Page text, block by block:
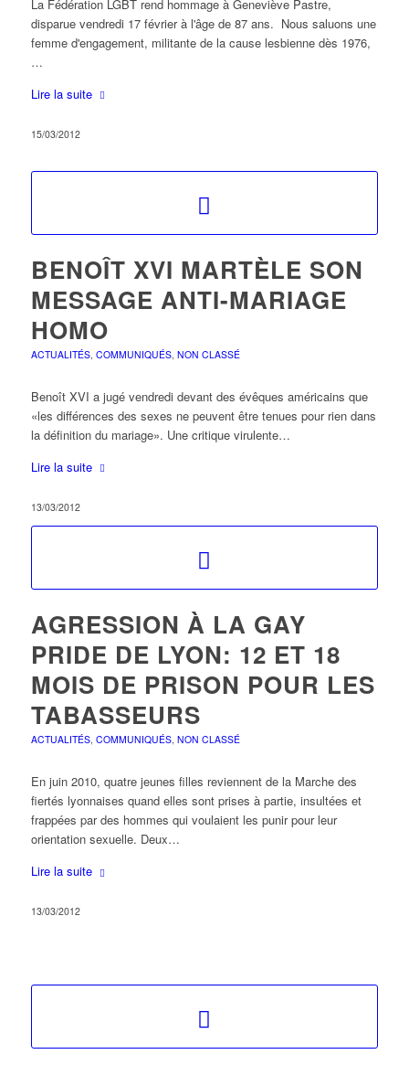
La Fédération LGBT rend hommage à Geneviève Pastre,
disparue vendredi 17 février à l'âge de 87 ans. Nous saluons une
femme d'engagement, militante de la cause lesbienne dès 1976,
…
Lire la suite
15/03/2012
BENOÎT XVI MARTÈLE SON
MESSAGE ANTI-MARIAGE
HOMO
ACTUALITÉS, COMMUNIQUÉS, NON CLASSÉ
Benoît XVI a jugé vendredi devant des évêques américains que
«les différences des sexes ne peuvent être tenues pour rien dans
la définition du mariage». Une critique virulente…
Lire la suite
13/03/2012
AGRESSION À LA GAY
PRIDE DE LYON: 12 ET 18
MOIS DE PRISON POUR LES
TABASSEURS
ACTUALITÉS, COMMUNIQUÉS, NON CLASSÉ
En juin 2010, quatre jeunes filles reviennent de la Marche des
fiertés lyonnaises quand elles sont prises à partie, insultées et
frappées par des hommes qui voulaient les punir pour leur
orientation sexuelle. Deux…
Lire la suite
13/03/2012